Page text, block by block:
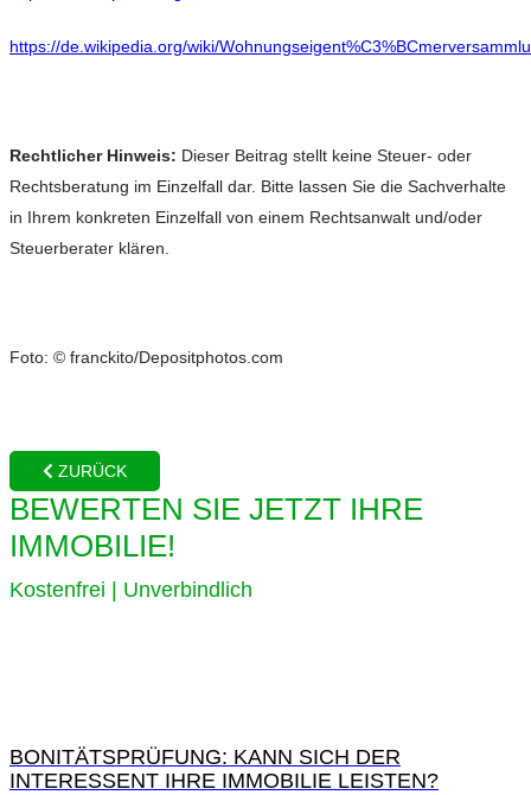
https://de.wikipedia.org/wiki/
Rechtlicher Hinweis: Dieser Beitrag stellt keine Steuer- oder
Rechtsberatung im Einzelfall dar. Bitte lassen Sie die Sachverhalte
in Ihrem konkreten Einzelfall von einem Rechtsanwalt und/oder
Steuerberater klären.
Foto: © franckito/Depositphotos.com
ZURÜCK
BEWERTEN SIE JETZT IHRE
IMMOBILIE!
Kostenfrei | Unverbindlich
BONITÄTSPRÜFUNG: KANN SICH DER
INTERESSENT IHRE IMMOBILIE LEISTEN?